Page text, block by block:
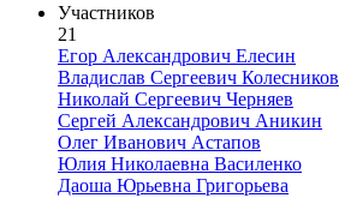
Участников
21
Егор Александрович Елесин
Владислав Сергеевич Колесников
Николай Сергеевич Черняев
Сергей Александрович Аникин
Олег Иванович Астапов
Юлия Николаевна Василенко
Даоша Юрьевна Григорьева